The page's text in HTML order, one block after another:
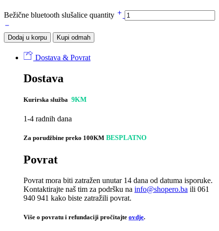
Bežične bluetooth slušalice quantity
Dodaj u korpu Kupi odmah
Dostava & Povrat
Dostava
Kurirska služba 9KM
1-4 radnih dana
Za porudžbine preko 100KM BESPLATNO
Povrat
Povrat mora biti zatražen unutar 14 dana od datuma isporuke.
Kontaktirajte naš tim za podršku na info@shopero.ba ili 061
940 941 kako biste zatražili povrat.
Više o povratu i refundaciji pročitajte ovdje.